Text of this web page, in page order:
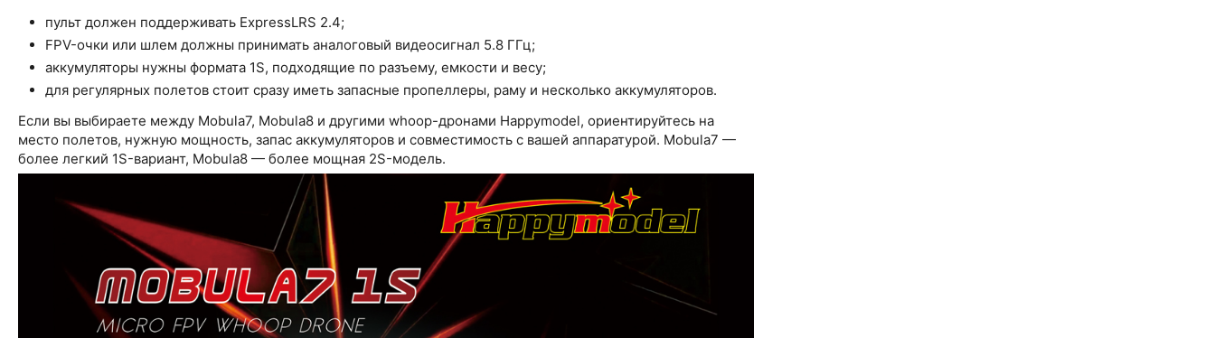
пульт должен поддерживать ExpressLRS 2.4;
FPV-очки или шлем должны принимать аналоговый видеосигнал 5.8 ГГц;
аккумуляторы нужны формата 1S, подходящие по разъему, емкости и весу;
для регулярных полетов стоит сразу иметь запасные пропеллеры, раму и несколько аккумуляторов.
Если вы выбираете между Mobula7, Mobula8 и другими whoop-дронами Happymodel, ориентируйтесь на
место полетов, нужную мощность, запас аккумуляторов и совместимость с вашей аппаратурой. Mobula7 —
более легкий 1S-вариант, Mobula8 — более мощная 2S-модель.